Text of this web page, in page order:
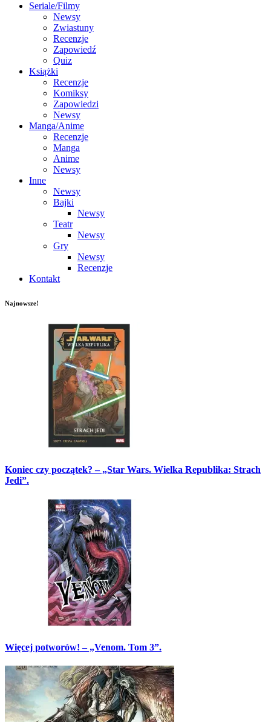
Seriale/Filmy
Newsy
Zwiastuny
Recenzje
Zapowiedź
Quiz
Książki
Recenzje
Komiksy
Zapowiedzi
Newsy
Manga/Anime
Recenzje
Manga
Anime
Newsy
Inne
Newsy
Bajki
Newsy
Teatr
Newsy
Gry
Newsy
Recenzje
Kontakt
Najnowsze!
Koniec czy początek? – „Star Wars. Wielka Republika: Strach
Jedi”.
Więcej potworów! – „Venom. Tom 3”.